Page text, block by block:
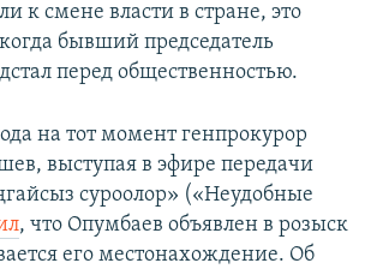
к смене власти в стране, это
бывший председатель
перед общественностью.
на тот момент генпрокурор
выступая в эфире передачи
суроолор» («Неудобные
, что Опумбаев объявлен в розыск
его местонахождение. Об